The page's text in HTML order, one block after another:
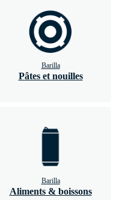
Barilla
Pâtes et nouilles
Barilla
Aliments & boissons